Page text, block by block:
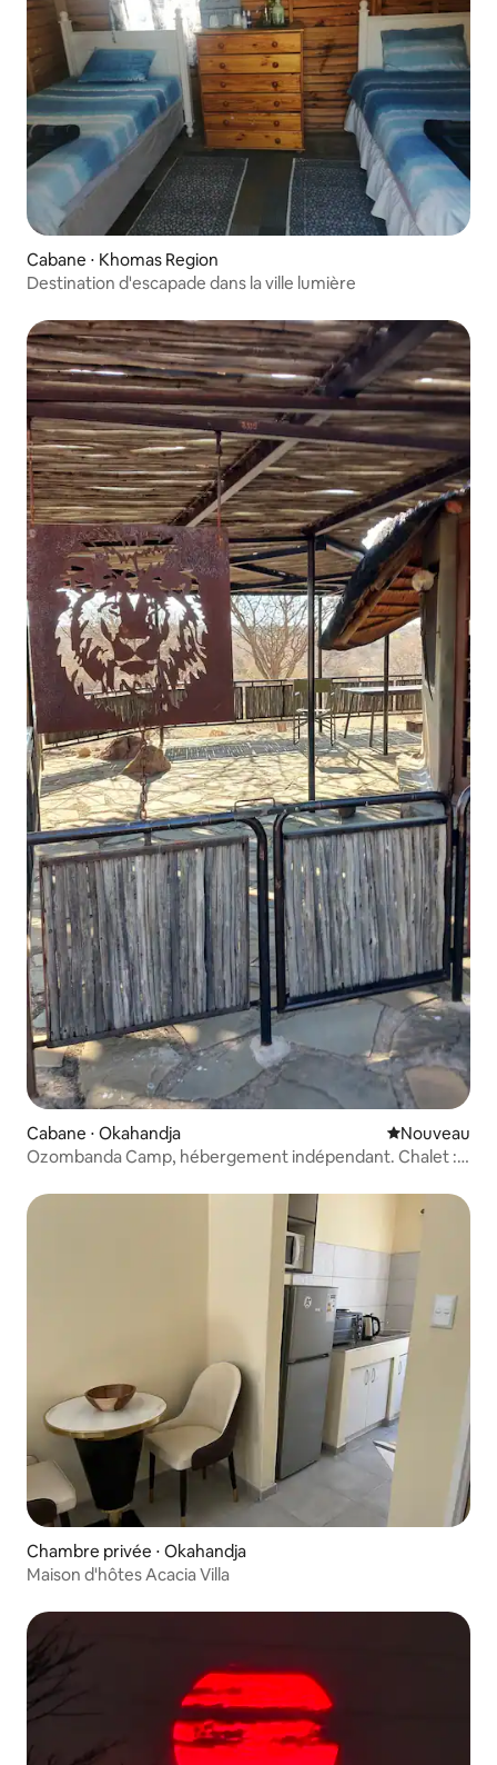
Cabane ⋅ Khomas Region
Destination d'escapade dans la ville lumière
Cabane ⋅ Okahandja Nouvel
Nouveau
Ozombanda Camp, hébergement indépendant. Chalet :
Chambre privée ⋅ Okahandja
Maison d'hôtes Acacia Villa